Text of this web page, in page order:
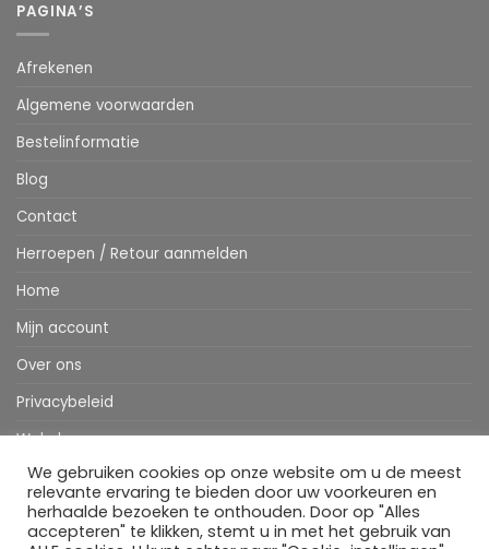
PAGINA’S
Afrekenen
Algemene voorwaarden
Bestelinformatie
Blog
Contact
Herroepen / Retour aanmelden
Home
Mijn account
Over ons
Privacybeleid
Webshop
Winkelwagen
We gebruiken cookies op onze website om u de meest
relevante ervaring te bieden door uw voorkeuren en
herhaalde bezoeken te onthouden. Door op "Alles
accepteren" te klikken, stemt u in met het gebruik van